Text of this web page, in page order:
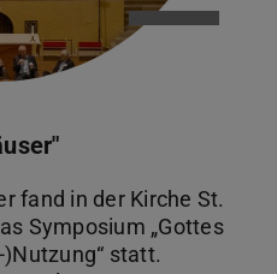
fand in der Kirche St.
Symposium „Gottes
statt.